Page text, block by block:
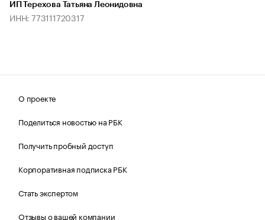
ИП Терехова Татьяна Леонидовна
ИНН: 773111720317
О проекте
Поделиться новостью на РБК
Получить пробный доступ
Корпоративная подписка РБК
Стать экспертом
Отзывы о вашей компании